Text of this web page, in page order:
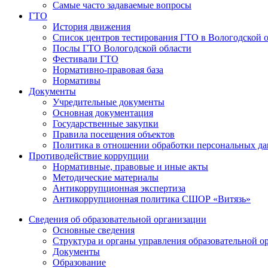
Самые часто задаваемые вопросы
ГТО
История движения
Список центров тестирования ГТО в Вологодской
Послы ГТО Вологодской области
Фестивали ГТО
Нормативно-правовая база
Нормативы
Документы
Учредительные документы
Основная документация
Государственные закупки
Правила посещения объектов
Политика в отношении обработки персональных
Противодействие коррупции
Нормативные, правовые и иные акты
Методические материалы
Антикоррупционная экспертиза
Антикоррупционная политика СШОР «Витязь»
Сведения об образовательной организации
Основные сведения
Структура и органы управления образовательной
Документы
Образование